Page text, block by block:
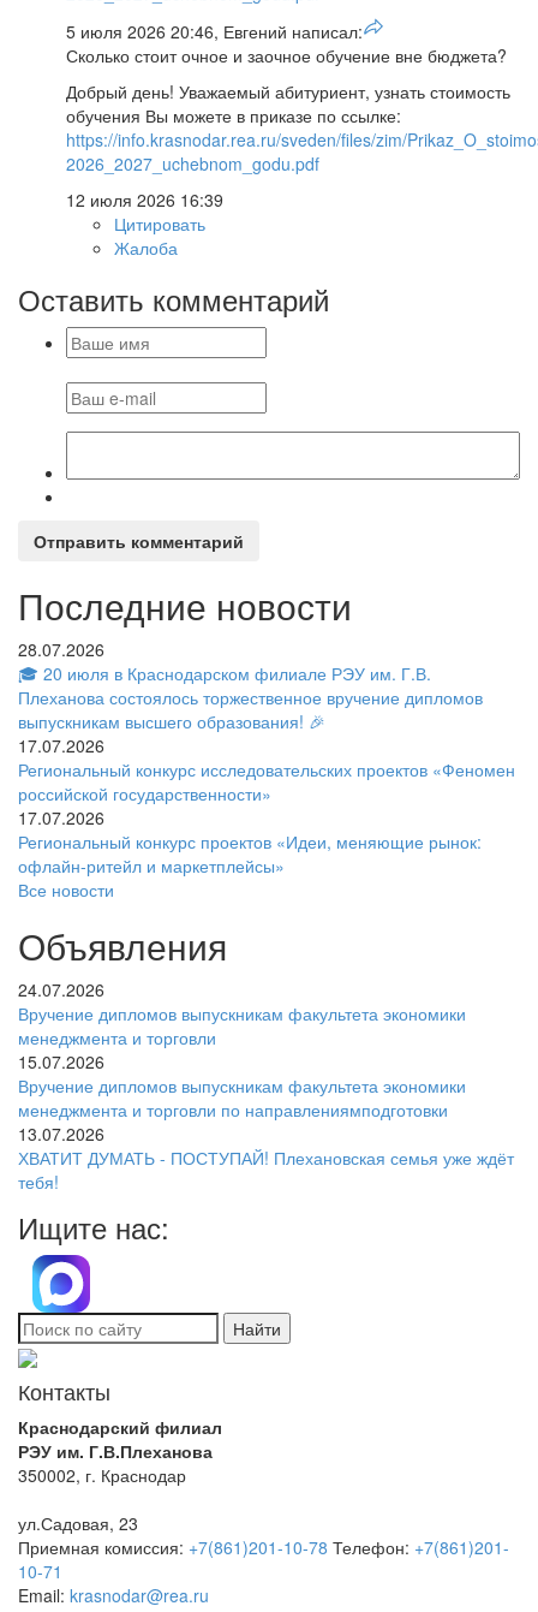
5 июля 2026 20:46, Евгений написал:
Сколько стоит очное и заочное обучение вне бюджета?
Добрый день! Уважаемый абитуриент, узнать стоимость
обучения Вы можете в приказе по ссылке:
https://info.krasnodar.rea.ru/sveden/files/zim/
2026_2027_uchebnom_godu.pdf
12 июля 2026 16:39
Цитировать
Жалоба
Оставить комментарий
Отправить комментарий
Последние новости
28.07.2026
🎓 20 июля в Краснодарском филиале РЭУ им. Г.В.
Плеханова состоялось торжественное вручение дипломов
выпускникам высшего образования! 🎉
17.07.2026
Региональный конкурс исследовательских проектов «Феномен
российской государственности»
17.07.2026
Региональный конкурс проектов «Идеи, меняющие рынок:
офлайн-ритейл и маркетплейсы»
Все новости
Объявления
24.07.2026
Вручение дипломов выпускникам факультета экономики
менеджмента и торговли
15.07.2026
Вручение дипломов выпускникам факультета экономики
менеджмента и торговли по направлениямподготовки
13.07.2026
ХВАТИТ ДУМАТЬ - ПОСТУПАЙ! Плехановская семья уже ждёт
тебя!
Ищите нас:
Найти
Контакты
Краснодарский филиал
РЭУ им. Г.В.Плеханова
350002, г. Краснодар
ул.Садовая, 23
Приемная комиссия: +7(861)201-10-78 Телефон: +7(861)201-
10-71
Email: krasnodar@rea.ru